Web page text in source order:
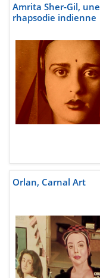
Amrita Sher-Gil, une
rhapsodie indienne
Orlan, Carnal Art